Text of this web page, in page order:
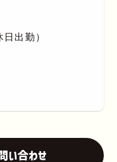
出勤）
い合わせ